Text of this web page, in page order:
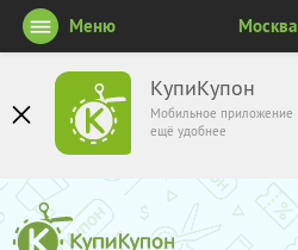
КупиКупон
Мобильное приложение
ещё удобнее
Меню Москва